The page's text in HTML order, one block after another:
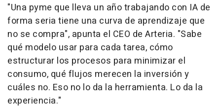
"Una pyme que lleva un año trabajando con IA de
forma seria tiene una curva de aprendizaje que
no se compra", apunta el CEO de Arteria. "Sabe
qué modelo usar para cada tarea, cómo
estructurar los procesos para minimizar el
consumo, qué flujos merecen la inversión y
cuáles no. Eso no lo da la herramienta. Lo da la
experiencia."